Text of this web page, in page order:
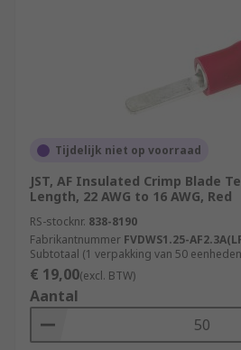
Tijdelijk niet op voorraad
JST, AF Insulated Crimp Blade
Length, 22 AWG to 16 AWG, Red
RS-stocknr. 838-8190
Fabrikantnummer FVDWS1.25-
Subtotaal (1 verpakking van 50
€ 19,00(excl. BTW)
Aantal